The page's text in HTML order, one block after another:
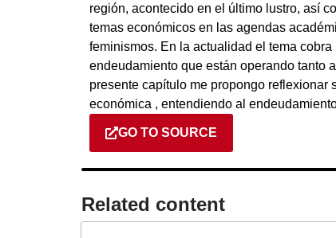
región, acontecido en el último lustro, así
temas económicos en las agendas
feminismos. En la actualidad el tema
endeudamiento que están operando tanto
presente capítulo me propongo reflexionar
económica , entendiendo al
GO TO SOURCE
Related content​